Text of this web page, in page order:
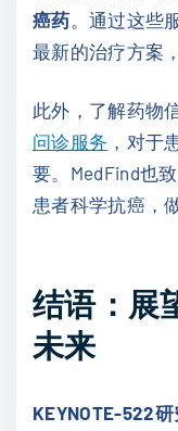
癌药 。通过这些
最新的治疗方案
此外，了解药物
问诊服务 ，对于
要。MedFind也
患者科学抗癌，
结语：展
未来
KEYNOTE-522研